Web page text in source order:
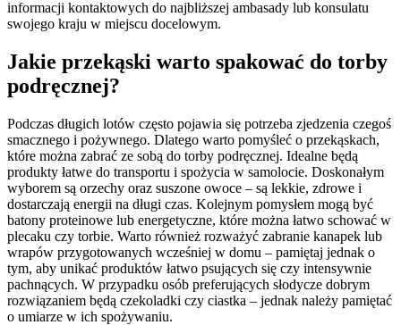
informacji kontaktowych do najbliższej ambasady lub konsulatu
swojego kraju w miejscu docelowym.
Jakie przekąski warto spakować do torby
podręcznej?
Podczas długich lotów często pojawia się potrzeba zjedzenia czegoś
smacznego i pożywnego. Dlatego warto pomyśleć o przekąskach,
które można zabrać ze sobą do torby podręcznej. Idealne będą
produkty łatwe do transportu i spożycia w samolocie. Doskonałym
wyborem są orzechy oraz suszone owoce – są lekkie, zdrowe i
dostarczają energii na długi czas. Kolejnym pomysłem mogą być
batony proteinowe lub energetyczne, które można łatwo schować w
plecaku czy torbie. Warto również rozważyć zabranie kanapek lub
wrapów przygotowanych wcześniej w domu – pamiętaj jednak o
tym, aby unikać produktów łatwo psujących się czy intensywnie
pachnących. W przypadku osób preferujących słodycze dobrym
rozwiązaniem będą czekoladki czy ciastka – jednak należy pamiętać
o umiarze w ich spożywaniu.